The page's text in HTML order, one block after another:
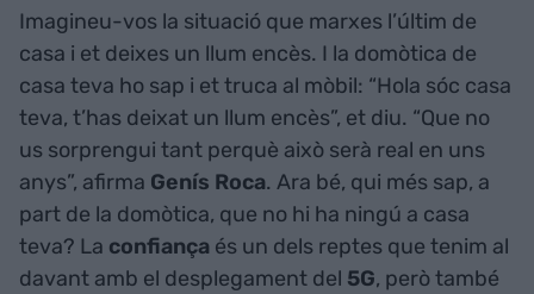
Imagineu-vos la situació que marxes l’últim de
casa i et deixes un llum encès. I la domòtica de
casa teva ho sap i et truca al mòbil: “Hola sóc casa
teva, t’has deixat un llum encès”, et diu. “Que no
us sorprengui tant perquè això serà real en uns
anys”, afirma Genís Roca. Ara bé, qui més sap, a
part de la domòtica, que no hi ha ningú a casa
teva? La confiança és un dels reptes que tenim al
davant amb el desplegament del 5G, però també